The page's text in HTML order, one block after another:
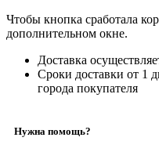
Чтобы кнопка сработала
дополнительном окне.
Доставка
Сроки доставки от 1
города покупателя
Нужна помощь?